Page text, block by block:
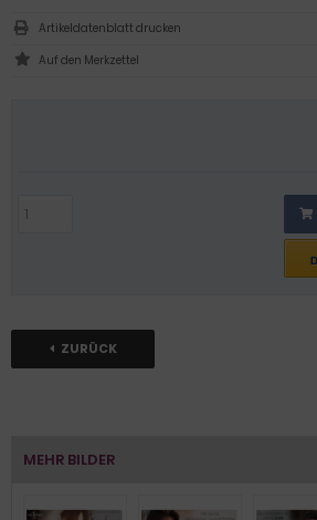
ZURÜCK
Artikeldatenblatt drucken
MEHR BILDER